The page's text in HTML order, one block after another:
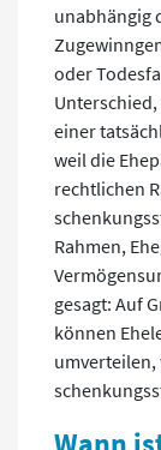
unabhängig
oder
einer
weil die
rechtlichen
Rahmen,
gesagt: Auf
können
umverteilen,